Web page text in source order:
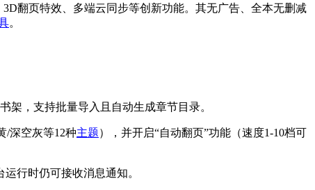
翻页特效、多端云同步等创新功能。其无广告、全本无删减
。
架，支持批量导入且自动生成章节目录。
/深空灰等12种主题），并开启“自动翻页”功能（速度1-10档可
行时仍可接收消息通知。